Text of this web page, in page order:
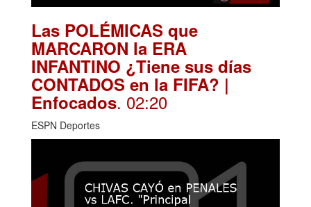
Las POLÉMICAS que
MARCARON la ERA
INFANTINO ¿Tiene sus días
CONTADOS en la FIFA? |
Enfocados. 02:20
ESPN Deportes